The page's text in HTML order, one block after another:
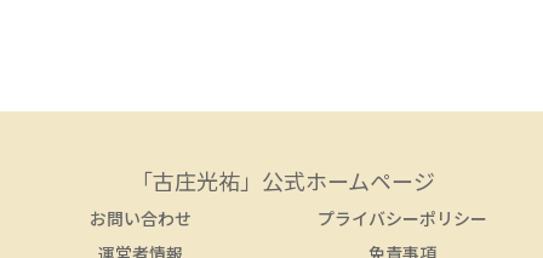
「古庄光祐」公式ホームページ
お問い合わせ
プライバシーポリシー
運営者情報
免責事項